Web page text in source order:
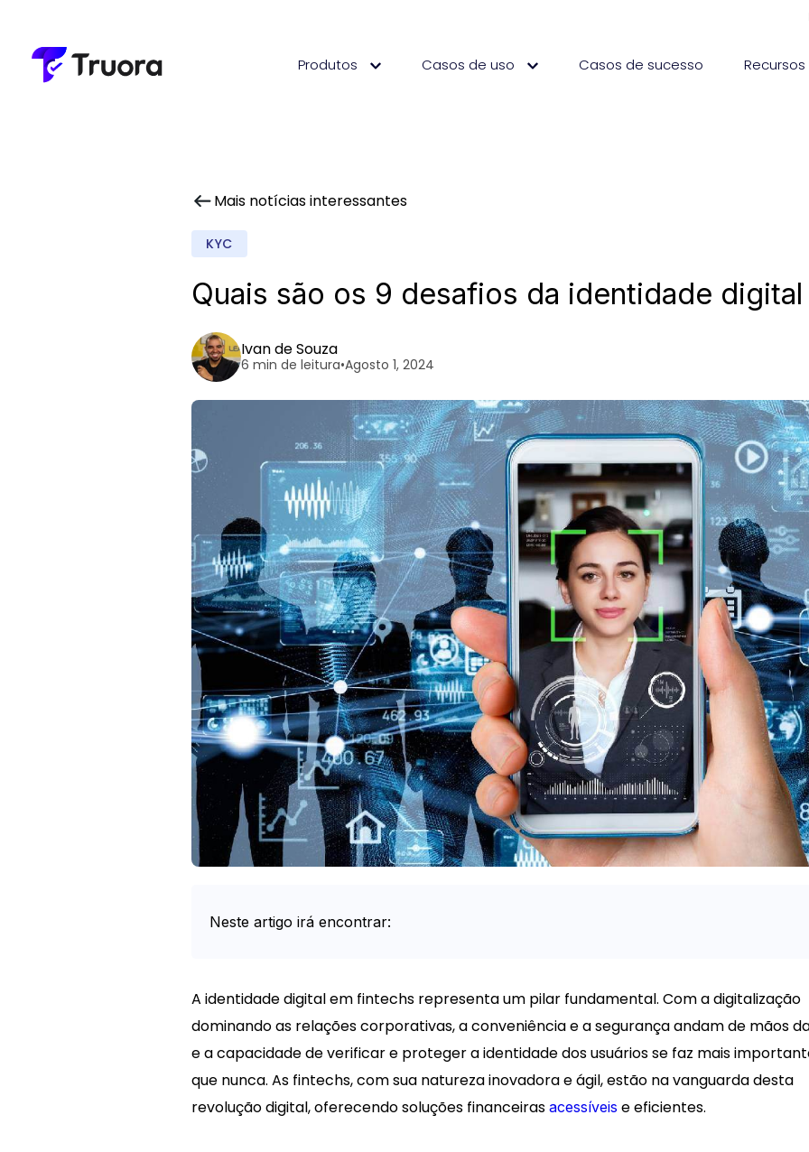
Produtos Casos de uso Casos de sucesso Recursos
Mais notícias interessantes
KYC
Quais são os 9 desafios da identidade
Ivan de Souza
6 min de leitura•Agosto 1, 2024
Neste artigo irá encontrar:
A identidade digital em fintechs representa um pilar fundamental. Com a digitalização
dominando as relações corporativas, a conveniência e a segurança andam de mãos
e a capacidade de verificar e proteger a identidade dos usuários se faz mais
que nunca. As fintechs, com sua natureza inovadora e ágil, estão na vanguarda desta
revolução digital, oferecendo soluções financeiras acessíveis e eficientes.